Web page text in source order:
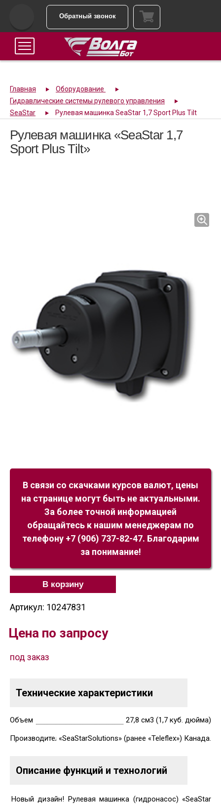
Обратный звонок
Главная
Оборудование
Гидравлические системы рулевого управления
SeaStar
Рулевая машинка SeaStar 1,7 Sport Plus Tilt
Рулевая машинка «SeaStar 1,7
Sport Plus Tilt»
В связи со скачками курсов валют, цены
на странице могут быть не актуальными.
За более точной информацией
обращайтесь к нашим менеджерам по
телефону +7 (906) 737-82-47. Благодарим
за понимание!
В корзину
Артикул: 10247831
Цена по запросу
под заказ
Технические характеристики
Объем 27,8 см3 (1,7 куб. дюйма)
Производитель«SeaStarSolutions» (ранее «Teleflex») Канада.
Описание функций и технологий
Новый дизайн! Рулевая машинка (гидронасос) «SeaStar